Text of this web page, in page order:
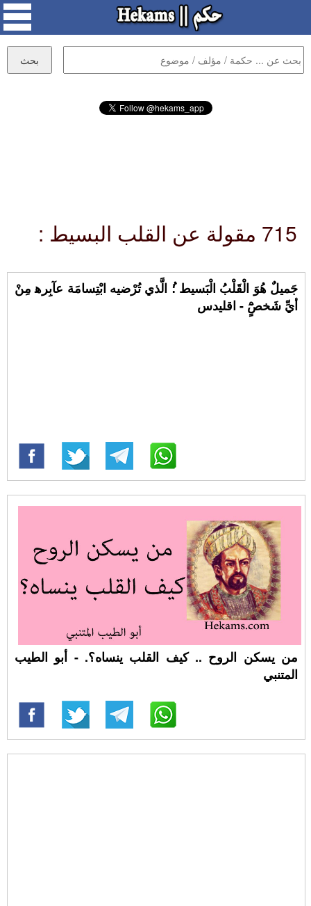
715 مقولة عن القلب البسيط :
جَميلٌ هُوَ الْقَلْبُ الْبَسيط ؛ُ الَّذي تُرْضيه ابْتِسامَة عآبِره‍ مِنْ
أيِّ شَخصٍْٓ - اقليدس
من يسكن الروح .. كيف القلب ينساه؟. - أبو الطيب
المتنبي